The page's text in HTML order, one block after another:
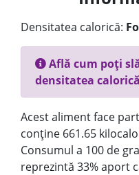
Densitatea calorică:
Află cum poți
densitatea
Acest aliment face
conține 661.65
Consumul a 100 de
reprezintă 33% aport